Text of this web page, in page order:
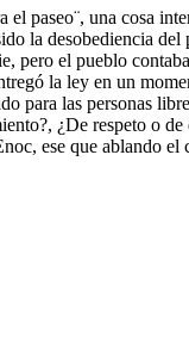
paseo¨, una cosa
la desobediencia
pero el pueblo
la ley en un
para las personas
¿De respeto o
ese que ablando